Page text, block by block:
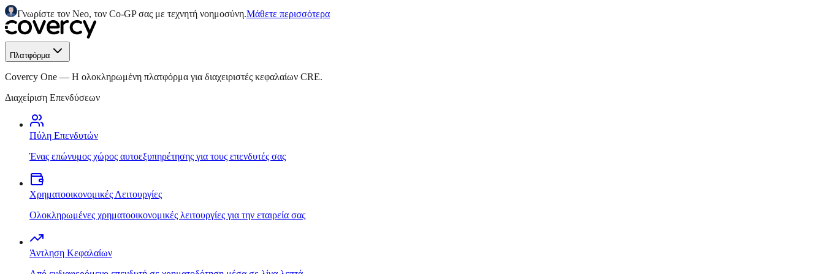
Γνωρίστε τον Neo, τον Co-GP σας με τεχνητή νοημοσύνη.Μάθετε περισσότερα
Πλατφόρμα
Covercy One — Η ολοκληρωμένη πλατφόρμα για διαχειριστές κεφαλαίων CRE.
Διαχείριση Επενδύσεων
Πύλη Επενδυτών
Ένας επώνυμος χώρος αυτοεξυπηρέτησης για τους επενδυτές σας
Χρηματοοικονομικές Λειτουργίες
Ολοκληρωμένες χρηματοοικονομικές λειτουργίες για την εταιρεία σας
Άντληση Κεφαλαίων